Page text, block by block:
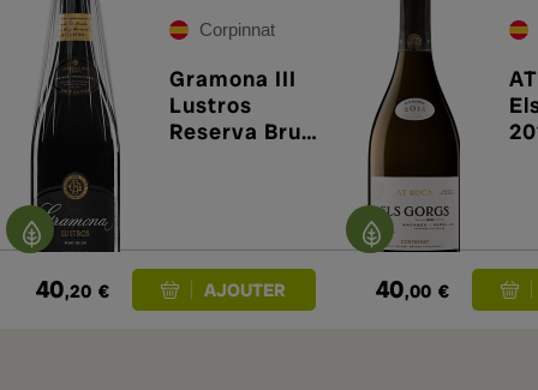
Corpinnat
Gramona III
Lustros
Reserva Brut
40,20 € 40,00 €